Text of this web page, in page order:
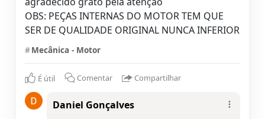
OBS: PEÇAS INTERNAS DO MOTOR TEM QUE
SER DE QUALIDADE ORIGINAL NUNCA INFERIOR
#Mecânica - Motor
É útil Comentar Compartilhar
Daniel Gonçalves